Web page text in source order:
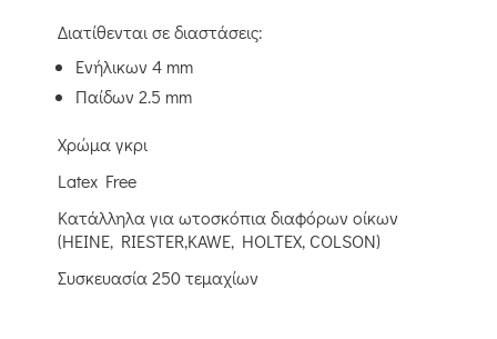
Διατίθενται σε διαστάσεις:
Eνήλικων 4 mm
Παίδων 2.5 mm
Χρώμα γκρι
Latex Free
Κατάλληλα για ωτοσκόπια διαφόρων οίκων
(HEINE, RIESTER,KAWE, HOLTEX, COLSON)
Συσκευασία 250 τεμαχίων